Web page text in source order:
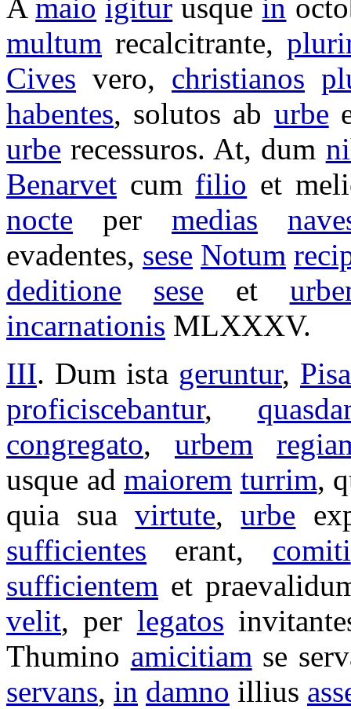
Amaio igitur usque in
multum recalcitrante,
Cives vero, christianos
habentes, solutos ab urbe
urbe recessuros. At, dum
Benarvet cum filio et
nocte per medias
evadentes, sese Notum
deditione
sese et
incarnationis MLXXXV.
III. Dum ista geruntur,
proficiscebantur,
congregato, urbem
usque ad maiorem turrim,
quia suavirtute,urbe
sufficientes erant, comiti
sufficientem et
velit, per legatos
Thumino amicitiam se
servans, in damno illius